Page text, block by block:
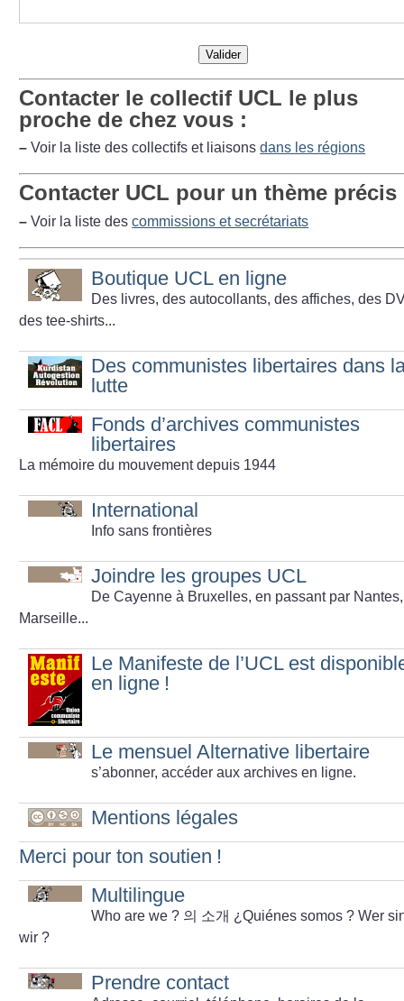
Valider
Contacter le collectif UCL le plus
proche de chez vous :
– Voir la liste des collectifs et liaisonsdans les régions
Contacter UCL pour un thème précis
– Voir la liste descommissions et secrétariats
Boutique UCL en ligne
Des livres, des autocollants, des affiches, des
des tee-shirts...
Des communistes libertaires dans
lutte
Fonds d’archives communistes
libertaires
La mémoire du mouvement depuis 1944
International
Info sans frontières
Joindre les groupes UCL
De Cayenne à Bruxelles, en passant par Nantes,
Marseille...
Le Manifeste de l’UCL est
en ligne !
Le mensuel Alternative libertaire
s’abonner, accéder aux archives en ligne.
Mentions légales
Merci pour ton soutien !
Multilingue
Who are we ? 의 소개 ¿Quiénes somos ? Wer
wir ?
Prendre contact